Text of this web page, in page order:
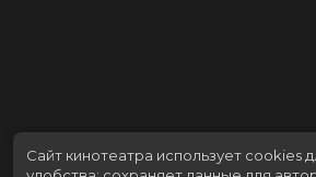
Сайт кинотеатра использует cookies